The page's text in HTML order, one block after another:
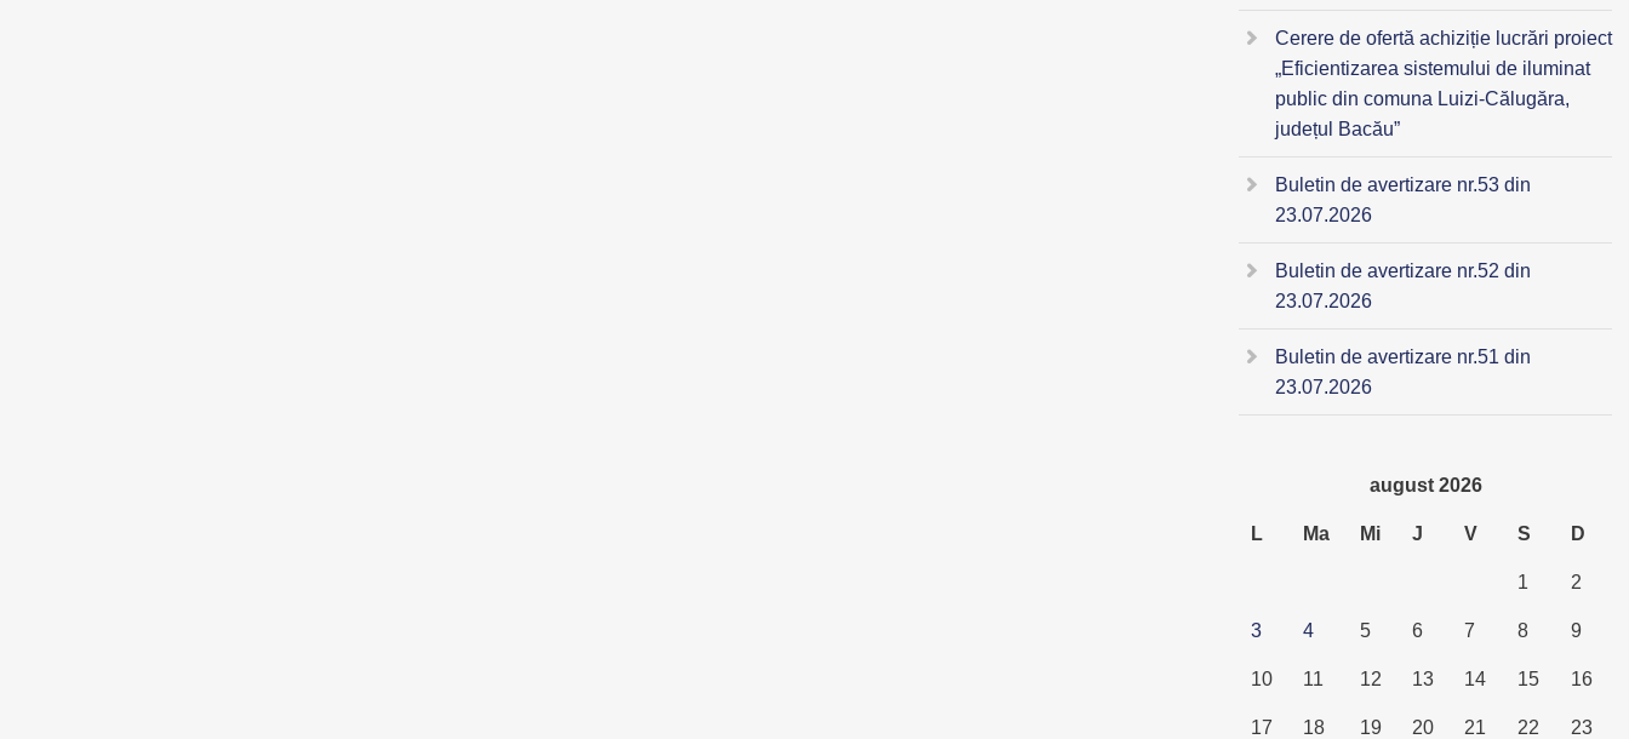
Cerere de ofertă achiziție lucrări proiect
„Eficientizarea sistemului de iluminat
public din comuna Luizi-Călugăra,
județul Bacău”
Buletin de avertizare nr.53 din
23.07.2026
Buletin de avertizare nr.52 din
23.07.2026
Buletin de avertizare nr.51 din
23.07.2026
august 2026
L Ma Mi J V S D
1 2
3 4 5 6 7 8 9
10 11 12 13 14 15 16
17 18 19 20 21 22 23